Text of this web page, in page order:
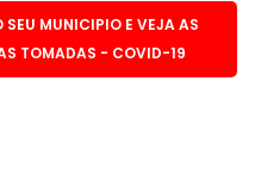
MUNICIPIO E VEJA AS
TOMADAS - COVID-19